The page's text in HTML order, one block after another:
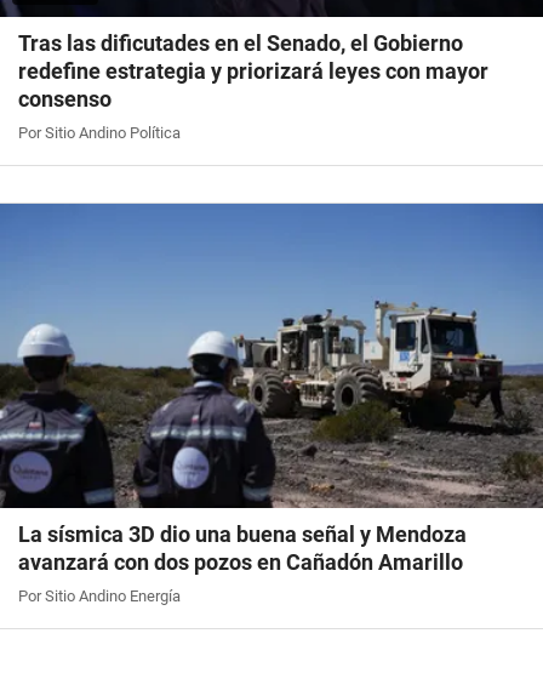
Tras las dificutades en el Senado, el Gobierno
redefine estrategia y priorizará leyes con mayor
consenso
Por Sitio Andino Política
La sísmica 3D dio una buena señal y Mendoza
avanzará con dos pozos en Cañadón Amarillo
Por Sitio Andino Energía